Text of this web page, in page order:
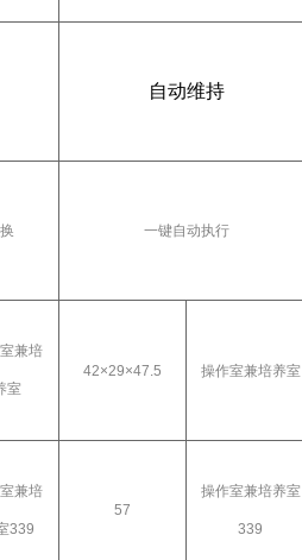
自动维持
一键自动执行
兼培
室
42×29×47.5 操作室兼培养室
兼培
339
57
操作室兼培养室
339